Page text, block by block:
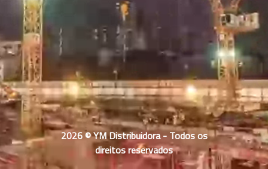
2026 © YM Distribuidora - Todos os
direitos reservados